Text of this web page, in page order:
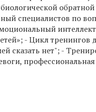
специалистов по
- Цикл
сказать нет"; -